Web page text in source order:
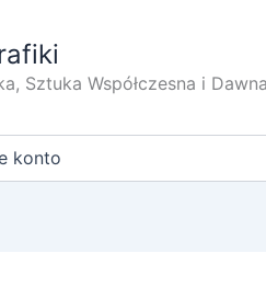
Sztuka Współczesna i
konto